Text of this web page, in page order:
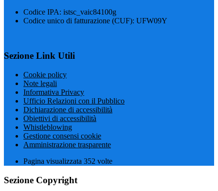
Codice IPA: istsc_vaic84100g
Codice unico di fatturazione (CUF): UFW09Y
Sezione Link Utili
Cookie policy
Note legali
Informativa Privacy
Ufficio Relazioni con il Pubblico
Dichiarazione di accessibilità
Obiettivi di accessibilità
Whistleblowing
Gestione consensi cookie
Amministrazione trasparente
Pagina visualizzata 352 volte
Sezione Copyright